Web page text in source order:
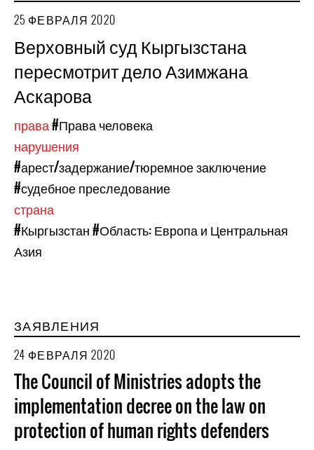
25 ФЕВРАЛЯ 2020
Верховный суд Кыргызстана
пересмотрит дело Азимжана
Аскарова
права#Права человека
нарушения
#арест/задержание/тюремное заключение
#судебное преследование
страна
#Кыргызстан#Область: Европа и Центральная
Азия
ЗАЯВЛЕНИЯ
24 ФЕВРАЛЯ 2020
The Council of Ministries adopts the
implementation decree on the law on
protection of human rights defenders